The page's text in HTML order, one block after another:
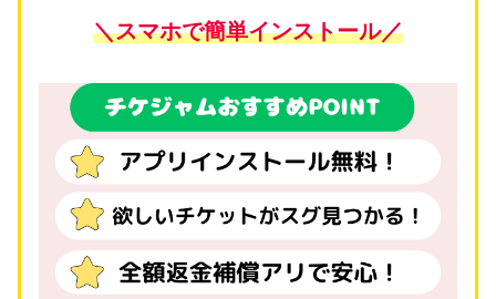
＼スマホで簡単インストール／